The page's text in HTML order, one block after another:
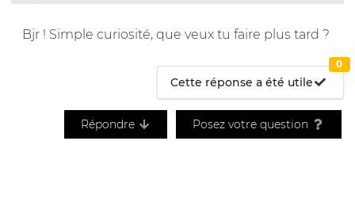
Bjr ! Simple curiosité, que veux tu faire plus tard ?
Cette réponse a été utile
0
Répondre Posez votre question